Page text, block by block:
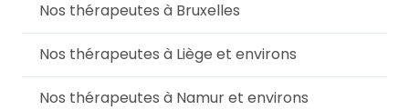
Nos thérapeutes à Bruxelles
Nos thérapeutes à Liège et environs
Nos thérapeutes à Namur et environs